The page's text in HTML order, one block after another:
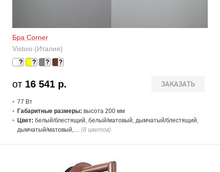
Бра Corner
Vistosi (Италия)
ЗАКАЗАТЬ
от 16 541 р.
77 Вт
Габаритные размеры: высота 200 мм
Цвет: белый/блестящий, белый/матовый, дымчатый/блестящий,
дымчатый/матовый,… (8 цветов)